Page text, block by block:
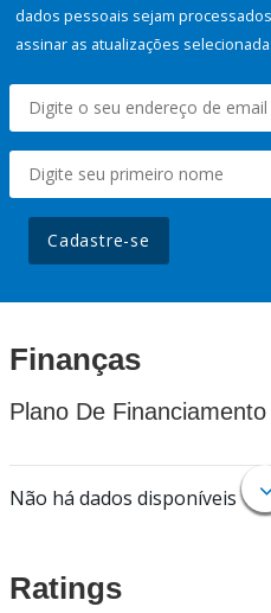
dados pessoais sejam
assinar as atualizações
Cadastre-se
Finanças
Plano De
Não há dados disponíveis
Ratings